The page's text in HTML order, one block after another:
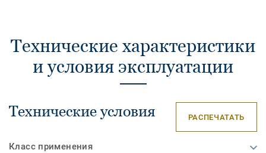
Технические характеристики
и условия эксплуатации
Технические условия РАСПЕЧАТАТЬ
Класс применения